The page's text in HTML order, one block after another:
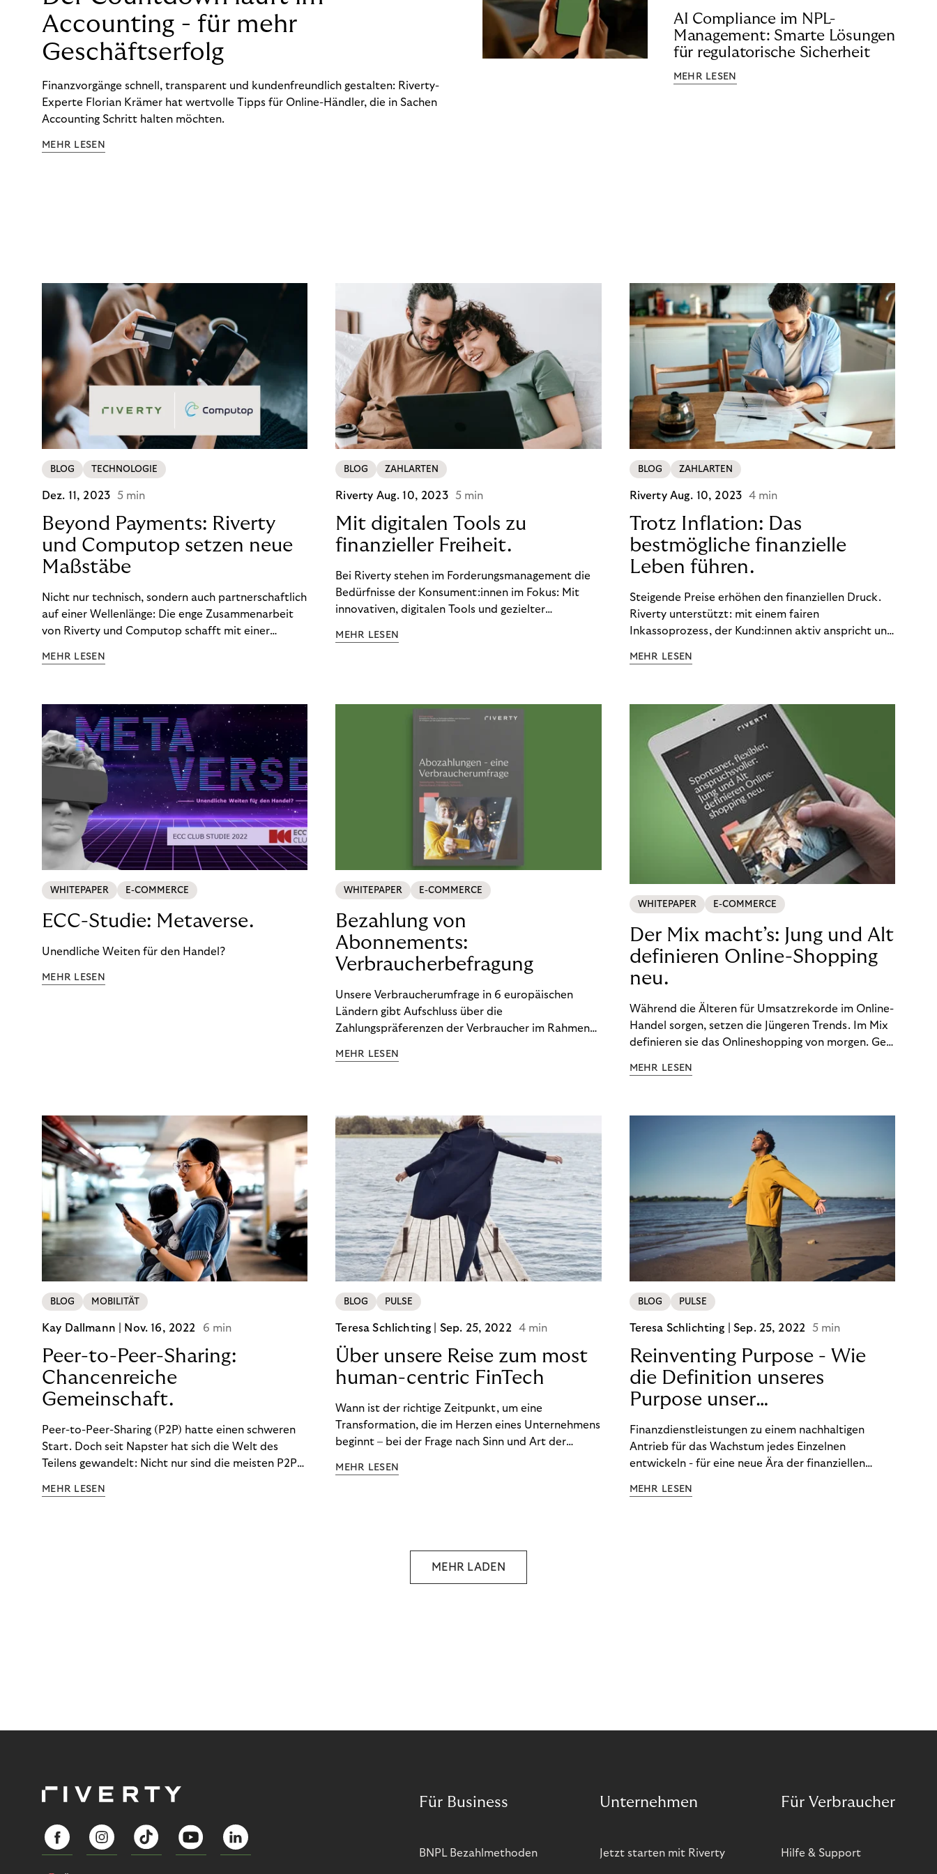
Accounting - für mehr
Geschäftserfolg
Finanzvorgänge schnell, transparent und kundenfreundlich gestalten: Riverty-
Experte Florian Krämer hat wertvolle Tipps für Online-Händler, die in Sachen
Accounting Schritt halten möchten.
MEHR LESEN
AI Compliance im NPL-
Management: Smarte Lösungen
für regulatorische Sicherheit
MEHR LESEN
BLOG TECHNOLOGIE
Dez. 11, 2023 5 min
Beyond Payments: Riverty
und Computop setzen neue
Maßstäbe
Nicht nur technisch, sondern auch partnerschaftlich
auf einer Wellenlänge: Die enge Zusammenarbeit
von Riverty und Computop schafft mit einer
Zahlungsabwicklung echte Mehrwerte für Händler.
MEHR LESEN
BLOG ZAHLARTEN
Riverty Aug. 10, 2023 5 min
Mit digitalen Tools zu
finanzieller Freiheit.
Bei Riverty stehen im Forderungsmanagement die
Bedürfnisse der Konsument:innen im Fokus: Mit
innovativen, digitalen Tools und gezielter
ein Leben in finanzieller Freiheit zu führen. So
MEHR LESEN
BLOG ZAHLARTEN
Riverty Aug. 10, 2023 4 min
Trotz Inflation: Das
bestmögliche finanzielle
Leben führen.
Steigende Preise erhöhen den finanziellen Druck.
Riverty unterstützt: mit einem fairen
Inkassoprozess, der Kund:innen aktiv anspricht und
Finanzbildung ermöglicht. So bleiben Menschen
Unternehmen.
MEHR LESEN
WHITEPAPER E-COMMERCE
ECC-Studie: Metaverse.
Unendliche Weiten für den Handel?
MEHR LESEN
WHITEPAPER E-COMMERCE
Bezahlung von
Abonnements:
Verbraucherbefragung
Unsere Verbraucherumfrage in 6 europäischen
Ländern gibt Aufschluss über die
Zahlungspräferenzen der Verbraucher im Rahmen
Ergebnisse, um zu erfahren, wie Sie
MEHR LESEN
WHITEPAPER E-COMMERCE
Der Mix macht’s: Jung und Alt
definieren Online-Shopping
neu.
Während die Älteren für Umsatzrekorde im Online-
Handel sorgen, setzen die Jüngeren Trends. Im Mix
definieren sie das Onlineshopping von morgen. Gen
gemeinsame Leidenschaft - allerdings
MEHR LESEN
BLOG MOBILITÄT
Kay Dallmann | Nov. 16, 2022 6 min
Peer-to-Peer-Sharing:
Chancenreiche
Gemeinschaft.
Peer-to-Peer-Sharing (P2P) hatte einen schweren
Start. Doch seit Napster hat sich die Welt des
Teilens gewandelt: Nicht nur sind die meisten P2P-
wird, hat sich geändert. Das bietet Unternehmen
MEHR LESEN
BLOG PULSE
Teresa Schlichting | Sep. 25, 2022 4 min
Über unsere Reise zum most
human-centric FinTech
Wann ist der richtige Zeitpunkt, um eine
Transformation, die im Herzen eines Unternehmens
beginnt – bei der Frage nach Sinn und Art der
kommuniziert man ein Ziel, das so ganzheitlich ist,
MEHR LESEN
BLOG PULSE
Teresa Schlichting |Sep. 25, 2022 5 min
Reinventing Purpose - Wie
die Definition unseres
Purpose unser
Transformation beeinflusst
hat!
Finanzdienstleistungen zu einem nachhaltigen
Antrieb für das Wachstum jedes Einzelnen
entwickeln - für eine neue Ära der finanziellen
Startpunkt unserer Transformation. Lesen Sie mehr
MEHR LESEN
MEHR LADEN
Für Business
BNPL Bezahlmethoden
Unternehmen
Jetzt starten mit Riverty
Für Verbraucher
Hilfe & Support